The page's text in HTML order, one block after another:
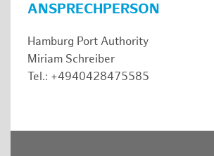
ANSPRECHPERSON
Hamburg Port Authority
Miriam Schreiber
Tel.: +4940428475585